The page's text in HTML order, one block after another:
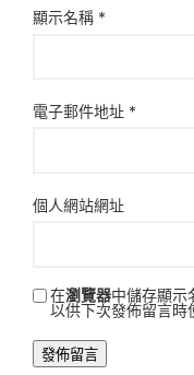
顯示名稱 *
電子郵件地址 *
個人網站網址
在瀏覽器中儲存顯示
以供下次發佈留言時